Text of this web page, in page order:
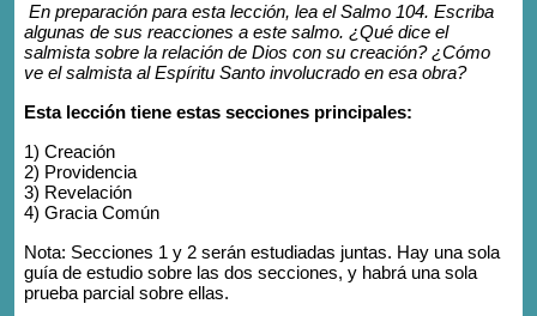
En preparación para esta lección, lea el Salmo 104. Escriba
algunas de sus reacciones a este salmo. ¿Qué dice el
salmista sobre la relación de Dios con su creación? ¿Cómo
ve el salmista al Espíritu Santo involucrado en esa obra?
Esta lección tiene estas secciones principales:
1) Creación
2) Providencia
3) Revelación
4) Gracia Común
Nota: Secciones 1 y 2 serán estudiadas juntas. Hay una sola
guía de estudio sobre las dos secciones, y habrá una sola
prueba parcial sobre ellas.